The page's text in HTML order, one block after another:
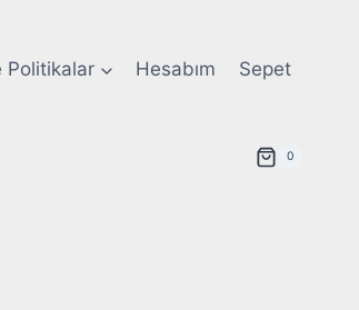
Politikalar Hesabım Sepet
0